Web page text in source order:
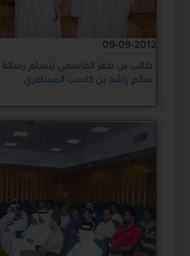
09-09-2012
طالب بن صقر القاسمي يتسلم رسالة
سالم راشد بن كاسب المسافري